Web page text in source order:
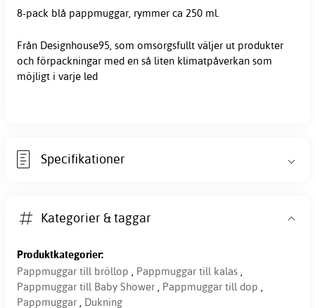
8-pack blå pappmuggar, rymmer ca 250 ml.
Från Designhouse95, som omsorgsfullt väljer ut produkter
och förpackningar med en så liten klimatpåverkan som
möjligt i varje led
Specifikationer
Kategorier & taggar
Produktkategorier:
Pappmuggar till bröllop , Pappmuggar till kalas ,
Pappmuggar till Baby Shower , Pappmuggar till dop ,
Pappmuggar , Dukning